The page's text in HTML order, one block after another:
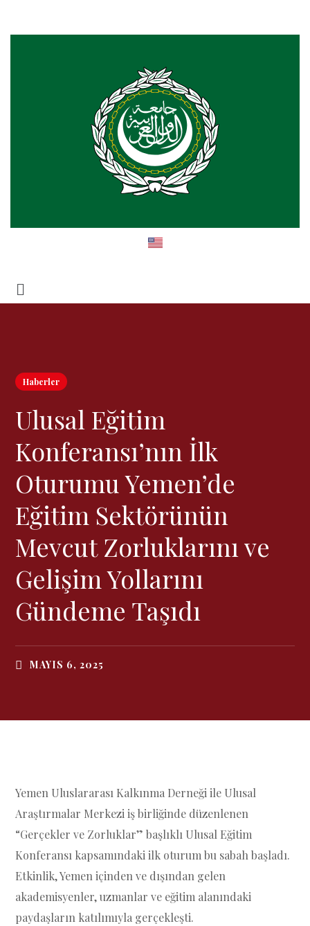
Haberler
Ulusal Eğitim
Konferansı’nın İlk
Oturumu Yemen’de
Eğitim Sektörünün
Mevcut Zorluklarını ve
Gelişim Yollarını
Gündeme Taşıdı
MAYIS 6, 2025
Yemen Uluslararası Kalkınma Derneği ile Ulusal
Araştırmalar Merkezi iş birliğinde düzenlenen
“Gerçekler ve Zorluklar” başlıklı Ulusal Eğitim
Konferansı kapsamındaki ilk oturum bu sabah başladı.
Etkinlik, Yemen içinden ve dışından gelen
akademisyenler, uzmanlar ve eğitim alanındaki
paydaşların katılımıyla gerçekleşti.